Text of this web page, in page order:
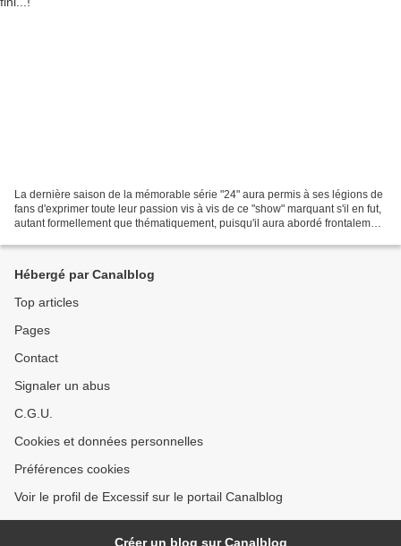
La dernière saison de la mémorable série "24" aura permis à ses légions de
fans d'exprimer toute leur passion vis à vis de ce "show" marquant s'il en fut,
autant formellement que thématiquement, puisqu'il aura abordé frontalement
Hébergé par Canalblog
Top articles
Pages
Contact
Signaler un abus
C.G.U.
Cookies et données personnelles
Préférences cookies
Voir le profil de Excessif sur le portail Canalblog
Créer un blog sur Canalblog